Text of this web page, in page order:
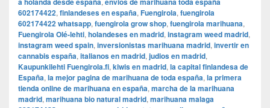
602174422, finlandeses en españa, Fuengirola, fuengirola
602174422 whatsapp, fuengirola grow shop, fuengirola marihuana,
Fuengirola Olé-lehti, holandeses en madrid, instagram weed madrid,
instagram weed spain, inversionistas marihuana madrid, invertir en
cannabis españa, italianos en madrid, judios en madrid,
Kaupunkilehti Fuengirola.fi, kiwis en madrid, la capital finlandesa de
España, la mejor pagina de marihuana de toda españa, la primera
tienda online de marihuana en españa, marcha de la marihuana
madrid, marihuana bio natural madrid, marihuana malaga